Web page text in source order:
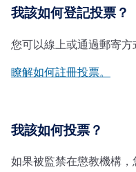
我該如何登記投票？
您可以線上或通過郵寄
瞭解如何註冊投票。
我該如何投票？
如果被監禁在懲教機構，